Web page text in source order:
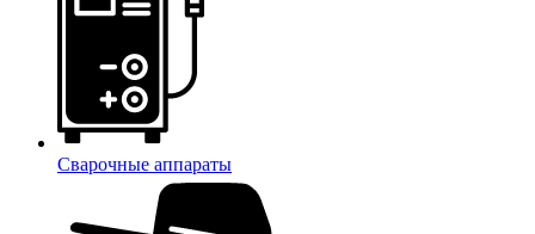
Сварочные аппараты